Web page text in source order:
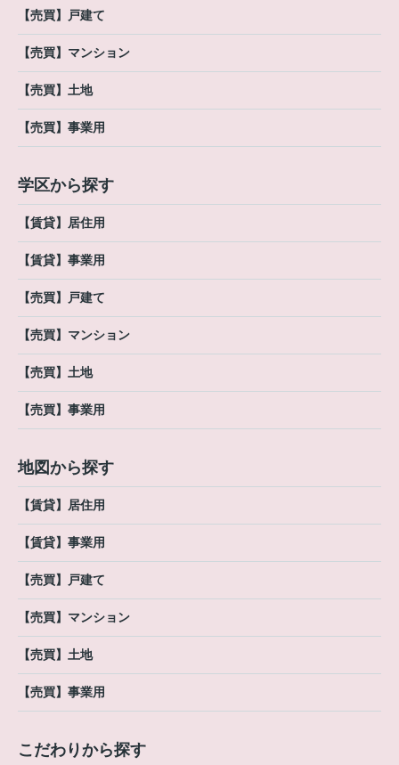
【売買】戸建て
【売買】マンション
【売買】土地
【売買】事業用
学区から探す
【賃貸】居住用
【賃貸】事業用
【売買】戸建て
【売買】マンション
【売買】土地
【売買】事業用
地図から探す
【賃貸】居住用
【賃貸】事業用
【売買】戸建て
【売買】マンション
【売買】土地
【売買】事業用
こだわりから探す